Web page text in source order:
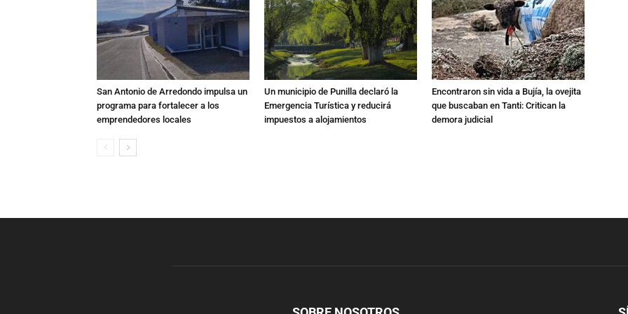
San Antonio de Arredondo impulsa un
programa para fortalecer a los
emprendedores locales
Un municipio de Punilla declaró la
Emergencia Turística y reducirá
impuestos a alojamientos
Encontraron sin vida a Bujía, la ovejita
que buscaban en Tanti: Critican la
demora judicial